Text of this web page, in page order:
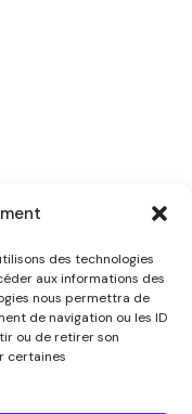
des technologies
aux informations des
nous permettra de
de navigation ou les ID
ou de retirer son
certaines